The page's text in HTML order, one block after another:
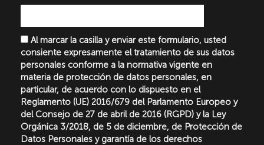
Al marcar la casilla y enviar este formulario, usted
consiente expresamente el tratamiento de sus datos
personales conforme a la normativa vigente en
materia de protección de datos personales, en
particular, de acuerdo con lo dispuesto en el
Reglamento (UE) 2016/679 del Parlamento Europeo y
del Consejo de 27 de abril de 2016 (RGPD) y la Ley
Orgánica 3/2018, de 5 de diciembre, de Protección de
Datos Personales y garantía de los derechos